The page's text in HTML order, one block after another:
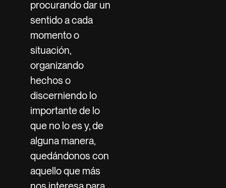
procurando dar un
sentido a cada
momento o
situación,
organizando
hechos o
discerniendo lo
importante de lo
que no lo es y, de
alguna manera,
quedándonos con
aquello que más